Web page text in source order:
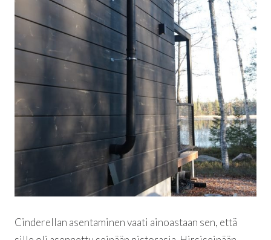
Cinderellan asentaminen vaati ainoastaan sen, että